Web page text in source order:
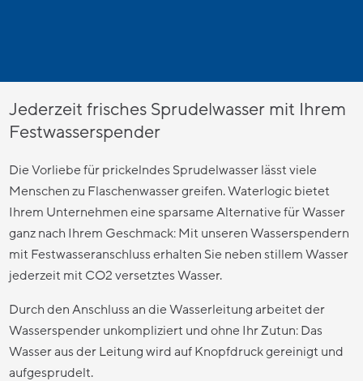
Jederzeit frisches Sprudelwasser mit Ihrem
Festwasserspender
Die Vorliebe für prickelndes Sprudelwasser lässt viele
Menschen zu Flaschenwasser greifen. Waterlogic bietet
Ihrem Unternehmen eine sparsame Alternative für Wasser
ganz nach Ihrem Geschmack: Mit unseren Wasserspendern
mit Festwasseranschluss erhalten Sie neben stillem Wasser
jederzeit mit CO2 versetztes Wasser.
Durch den Anschluss an die Wasserleitung arbeitet der
Wasserspender unkompliziert und ohne Ihr Zutun: Das
Wasser aus der Leitung wird auf Knopfdruck gereinigt und
aufgesprudelt.